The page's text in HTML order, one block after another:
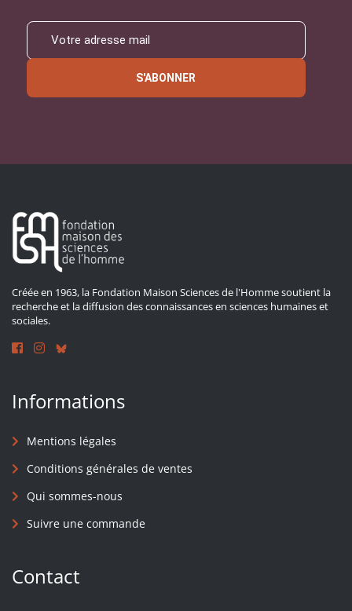
S'ABONNER
Créée en 1963, la Fondation Maison Sciences de l'Homme soutient la
recherche et la diffusion des connaissances en sciences humaines et
sociales.
Informations
Mentions légales
Conditions générales de ventes
Qui sommes-nous
Suivre une commande
Contact